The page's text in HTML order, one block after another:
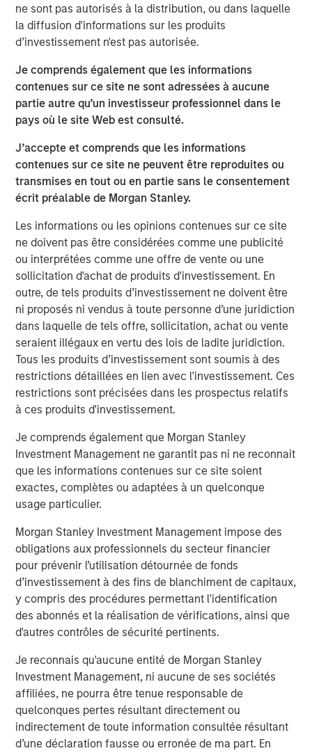
ne sont pas autorisés à la distribution, ou dans laquelle
la diffusion d'informations sur les produits
d’investissement n'est pas autorisée.
Je comprends également que les informations
contenues sur ce site ne sont adressées à aucune
partie autre qu’un investisseur professionnel dans le
pays où le site Web est consulté.
J’accepte et comprends que les informations
contenues sur ce site ne peuvent être reproduites ou
transmises en tout ou en partie sans le consentement
écrit préalable de Morgan Stanley.
Les informations ou les opinions contenues sur ce site
ne doivent pas être considérées comme une publicité
ou interprétées comme une offre de vente ou une
sollicitation d'achat de produits d'investissement. En
outre, de tels produits d’investissement ne doivent être
ni proposés ni vendus à toute personne d’une juridiction
dans laquelle de tels offre, sollicitation, achat ou vente
seraient illégaux en vertu des lois de ladite juridiction.
Tous les produits d’investissement sont soumis à des
restrictions détaillées en lien avec l'investissement. Ces
restrictions sont précisées dans les prospectus relatifs
à ces produits d'investissement.
Je comprends également que Morgan Stanley
Investment Management ne garantit pas ni ne reconnait
que les informations contenues sur ce site soient
exactes, complètes ou adaptées à un quelconque
usage particulier.
Morgan Stanley Investment Management impose des
obligations aux professionnels du secteur financier
pour prévenir l’utilisation détournée de fonds
d’investissement à des fins de blanchiment de capitaux,
y compris des procédures permettant l'identification
des abonnés et la réalisation de vérifications, ainsi que
d'autres contrôles de sécurité pertinents.
Je reconnais qu'aucune entité de Morgan Stanley
Investment Management, ni aucune de ses sociétés
affiliées, ne pourra être tenue responsable de
quelconques pertes résultant directement ou
indirectement de toute information consultée résultant
d’une déclaration fausse ou erronée de ma part. En
View Transcript
See below for important disclosures.
Portfolio Solutions Group
The Portfolio Solutions Group is a comprehensive multi-
asset business, with activity across all asset strategies
and types (traditional and alternative), through solutions
(public and private assets) and fully private portfolios.
Offerings are delivered via a managed portfolio or model,
in discretionary or advisory format.
Idées liées
CARON’S CORNER
There’s a New Sheriff in Town: Culture
Change at the Fed
CARON’S CORNER
The Blurred Lines Between Growth and Value
Create an Investment Opportunity
Adapting to a Structurally Higher Nominal
World
The Author
Jim Caron
Managing Director
Analyses mises en avant